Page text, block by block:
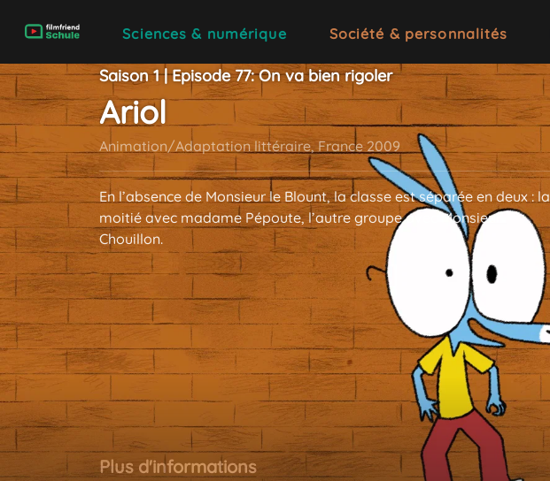
Sciences & numérique Société & personnalités
Saison 1 | Episode 77: On va bien rigoler
Ariol
Animation/Adaptation littéraire, France 2009
En l’absence de Monsieur le Blount, la classe est séparée en deux : la
moitié avec madame Pépoute, l’autre groupe avec Monsieur
Chouillon.
Plus d'informations